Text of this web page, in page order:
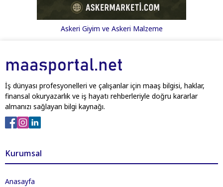
Askeri Giyim ve Askeri Malzeme
İş dünyası profesyonelleri ve çalışanlar için maaş bilgisi, haklar,
finansal okuryazarlık ve iş hayatı rehberleriyle doğru kararlar
almanızı sağlayan bilgi kaynağı.
Kurumsal
Anasayfa